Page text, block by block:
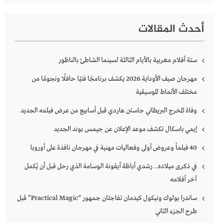
أحدث المقالات
ستة أفلام مغربية بالأيام الثالثة لسينما الشاطئ بالناظور
مهرجان صيف الأوداية 2026 يكشف برنامجًا فنيًا حافلًا ونجومًا من
مختلف الأنماط الموسيقية
وفاة المخرج البريطاني جاستن هاردي قبل أسابيع من عرض فيلمه الجديد
إيمي باسكال تكشف موعد الإعلان عن جيمس بوند الجديد
40 فيلماً وعروض أولى وفعاليات مهنية في مهرجان نافذة على أوروبا
في ذكرى ميلاده.. رشدي أباظة أيقونة الوسامة الذي رحل قبل أن يُكمل
آخر أفلامه
ساندرا بولوك ونيكول كيدمان تفاجئان جمهور “Practical Magic” قبل
طرح الجزء الثاني